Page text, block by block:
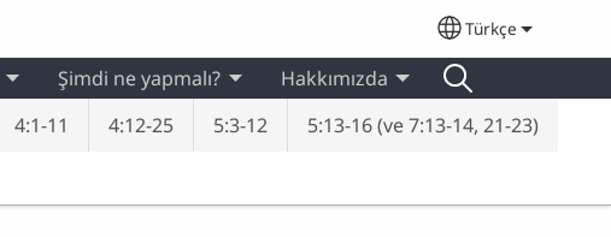
Select your
Türkçe
4:1-11 4:12-25 5:3-12
5:13-16 (ve 7:13-14, 21-23)
Şimdi ne yapmalı? Hakkımızda